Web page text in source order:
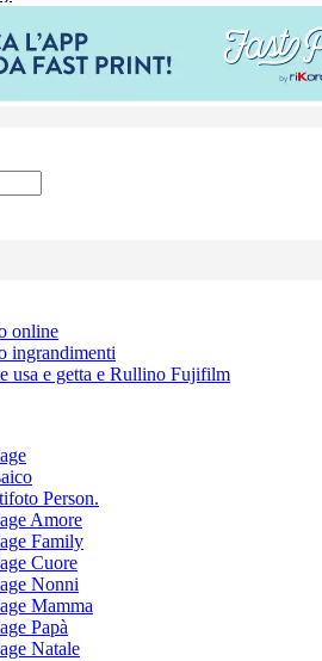
online
ingrandimenti
usa e getta e Rullino Fujifilm
Person.
Amore
Family
Cuore
Nonni
Mamma
Papà
Natale